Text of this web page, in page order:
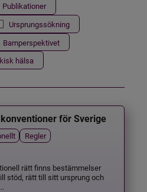
Publikationer
Ursprungssökning
Barnperspektivet
hälsa
för Sverige
Regler
rätt finns bestämmelser
stöd, rätt till sitt ursprung och